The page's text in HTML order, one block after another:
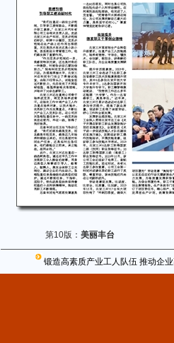
第10版： 美丽丰台
锻造高素质产业工人队伍 推动企